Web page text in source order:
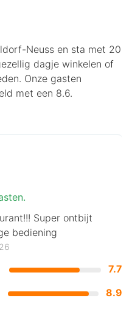
Neuss en sta met 20
dagje winkelen of
Onze gasten
met een 8.6.
7.7
8.9
Super ontbijt
bediening